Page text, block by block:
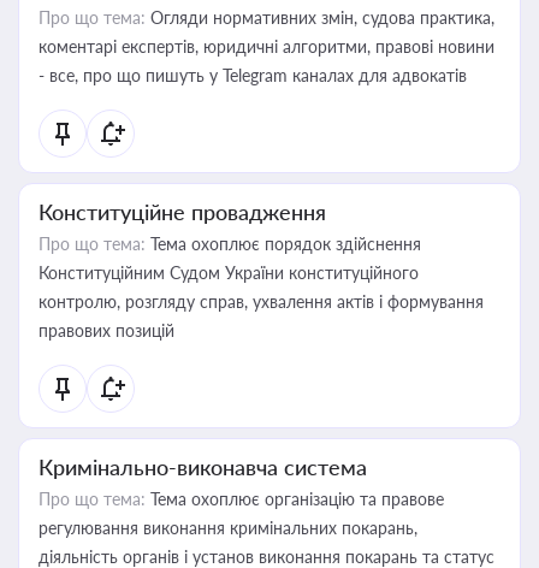
Про що тема: Огляди нормативних змін, судова практика,
коментарі експертів, юридичні алгоритми, правові новини
- все, про що пишуть у Telegram каналах для адвокатів
Конституційне провадження
Про що тема: Тема охоплює порядок здійснення
Конституційним Судом України конституційного
контролю, розгляду справ, ухвалення актів і формування
правових позицій
Кримінально-виконавча система
Про що тема: Тема охоплює організацію та правове
регулювання виконання кримінальних покарань,
діяльність органів і установ виконання покарань та статус